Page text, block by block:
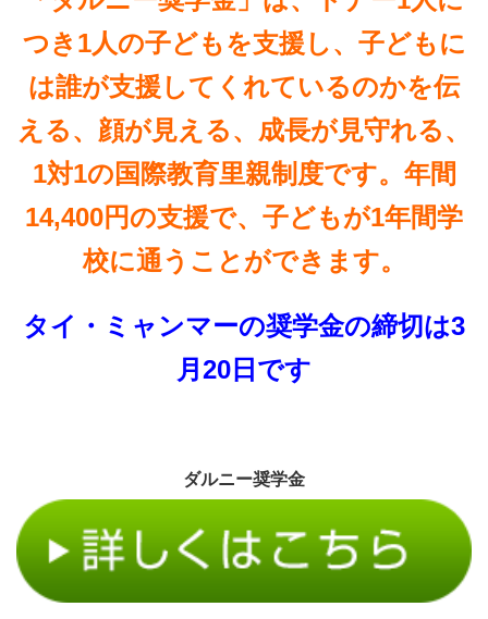
つき1人の子どもを支援し、子どもに
は誰が支援してくれているのかを伝
える、顔が見える、成長が見守れる、
1対1の国際教育里親制度です。年間
14,400円の支援で、子どもが1年間学
校に通うことができます。
タイ・ミャンマーの奨学金の締切は3
月20日です
ダルニー奨学金